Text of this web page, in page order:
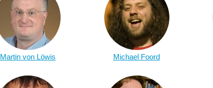
Martin von Löwis Michael Foord